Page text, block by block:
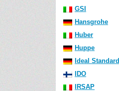
GSI
Hansgrohe
Huber
Huppe
Ideal Standard
IDO
IRSAP